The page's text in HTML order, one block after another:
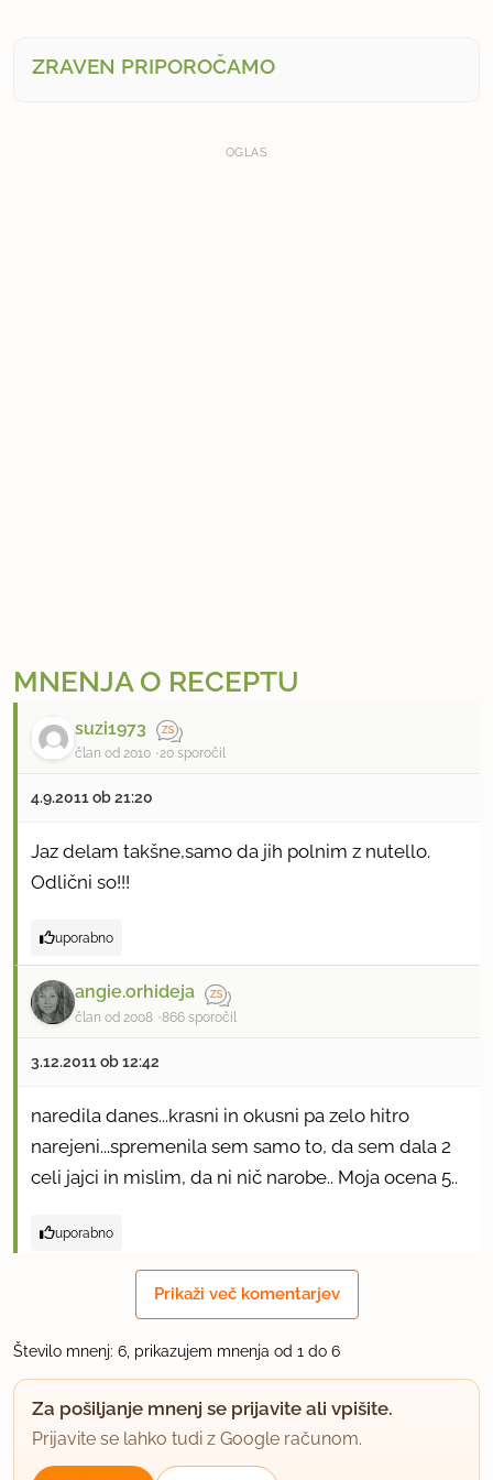
ZRAVEN PRIPOROČAMO
OGLAS
MNENJA O RECEPTU
suzi1973
član od 2010 20 sporočil
4.9.2011 ob 21:20
Jaz delam takšne,samo da jih polnim z nutello.
Odlični so!!!
uporabno
angie.orhideja
član od 2008 866 sporočil
3.12.2011 ob 12:42
naredila danes...krasni in okusni pa zelo hitro
narejeni...spremenila sem samo to, da sem dala 2
celi jajci in mislim, da ni nič narobe.. Moja ocena 5..
uporabno
član od 2008
22.8.2012 ob 20:34
zakaj tako hitro??? :)
uporabno
Prikaži več komentarjev
Število mnenj: 6, prikazujem mnenja od 1 do 6
Za pošiljanje mnenj se prijavite ali vpišite.
Prijavite se lahko tudi z Google računom.